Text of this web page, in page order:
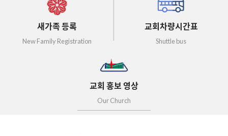
새가족 등록
New Family Registration
교회차량시간표
Shuttle bus
교회 홍보 영상
Our Church